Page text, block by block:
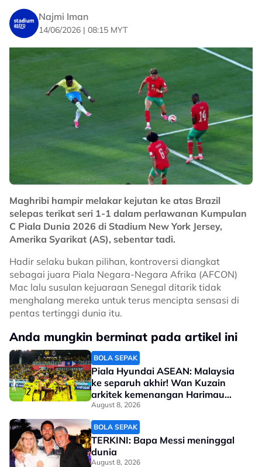
Najmi Iman
14/06/2026 | 08:15 MYT
Maghribi hampir melakar kejutan ke atas Brazil
selepas terikat seri 1-1 dalam perlawanan Kumpulan
C Piala Dunia 2026 di Stadium New York Jersey,
Amerika Syarikat (AS), sebentar tadi.
Hadir selaku bukan pilihan, kontroversi diangkat
sebagai juara Piala Negara-Negara Afrika (AFCON)
Mac lalu susulan kejuaraan Senegal ditarik tidak
menghalang mereka untuk terus mencipta sensasi di
pentas tertinggi dunia itu.
Anda mungkin berminat pada artikel ini
BOLA SEPAK
Piala Hyundai ASEAN: Malaysia
ke separuh akhir! Wan Kuzain
arkitek kemenangan Harimau
Malaya
August 8, 2026
BOLA SEPAK
TERKINI: Bapa Messi meninggal
dunia
August 8, 2026